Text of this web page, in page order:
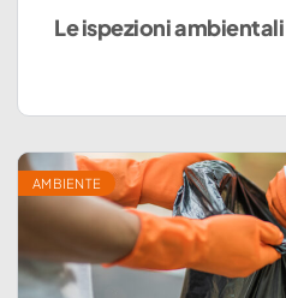
Le ispezioni
AMBIENTE